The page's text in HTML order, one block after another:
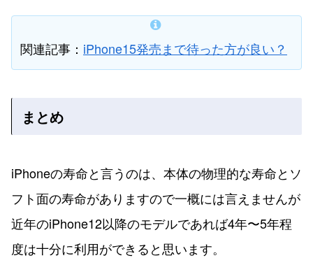
関連記事： iPhone15発売まで待った方が良い？
まとめ
iPhoneの寿命と言うのは、本体の物理的な寿命とソ
フト面の寿命がありますので一概には言えませんが
近年のiPhone12以降のモデルであれば4年〜5年程
度は十分に利用ができると思います。